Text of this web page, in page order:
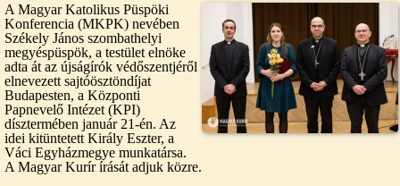
A Magyar Katolikus Püspöki
Konferencia (MKPK) nevében
Székely János szombathelyi
megyéspüspök, a testület elnöke
adta át az újságírók védőszentjéről
elnevezett sajtóösztöndíjat
Budapesten, a Központi
Papnevelő Intézet (KPI)
dísztermében január 21-én. Az
idei kitüntetett Király Eszter, a
Váci Egyházmegye munkatársa.
A Magyar Kurír írását adjuk közre.